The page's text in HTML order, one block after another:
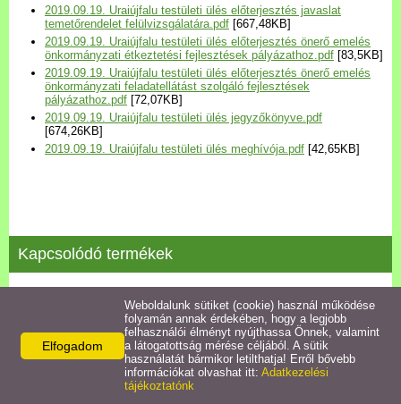
Települési Arculati
Kézikönyv
Hírek
Bezerédj Amália Óvoda
Egyéb szolgáltatások
Egészségügyi ellátás
Uraiújfalu Sportegyesület
2019.09.19. Uraiújfalu testületi ülés előterjesztés javaslat
temetőrendelet felülvizsgálatára.pdf [667,48KB]
2019.09.19. Uraiújfalu testületi ülés előterjesztés önerő emelés
önkormányzati étkeztetési fejlesztések pályázathoz.pdf [83,5KB]
2019.09.19. Uraiújfalu testületi ülés előterjesztés önerő emelés
önkormányzati feladatellátást szolgáló fejlesztések
pályázathoz.pdf [72,07KB]
2019.09.19. Uraiújfalu testületi ülés jegyzőkönyve.pdf
[674,26KB]
2019.09.19. Uraiújfalu testületi ülés meghívója.pdf [42,65KB]
Kapcsolódó termékek
2021.12.13. testületi ülés jegyzőkönyve
Részletek
Elfogadom
Weboldalunk sütiket (cookie) használ működése
folyamán annak érdekében, hogy a legjobb
felhasználói élményt nyújthassa Önnek, valamint
a látogatottság mérése céljából. A sütik
használatát bármikor letilthatja! Erről bővebb
információkat olvashat itt: Adatkezelési
tájékoztatónk